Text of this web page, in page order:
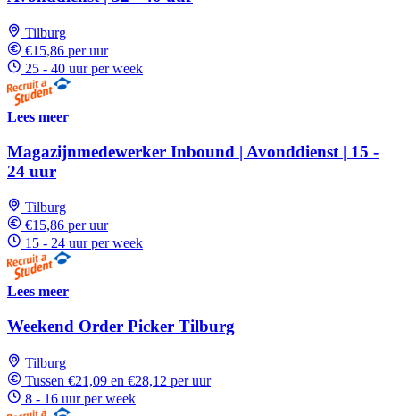
Tilburg
€15,86 per uur
25 - 40 uur per week
Lees meer
Magazijnmedewerker Inbound | Avonddienst | 15 -
24 uur
Tilburg
€15,86 per uur
15 - 24 uur per week
Lees meer
Weekend Order Picker Tilburg
Tilburg
Tussen €21,09 en €28,12 per uur
8 - 16 uur per week